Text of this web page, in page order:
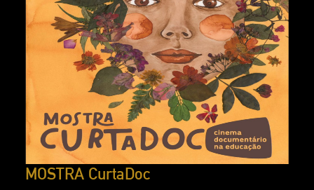
MOSTRA CurtaDoc